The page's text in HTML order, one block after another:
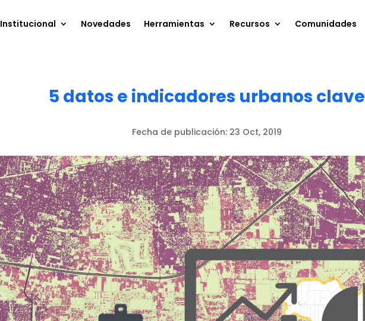
Institucional Novedades Herramientas Recursos Comunidades
5 datos e indicadores urbanos clave
Fecha de publicación: 23 Oct, 2019